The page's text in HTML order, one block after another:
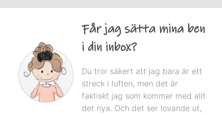
Får jag sätta mina ben
i din inbox?
Du tror säkert att jag bara är ett
streck i luften, men det är
faktiskt jag som kommer med allt
det nya. Och det ser lovande ut,